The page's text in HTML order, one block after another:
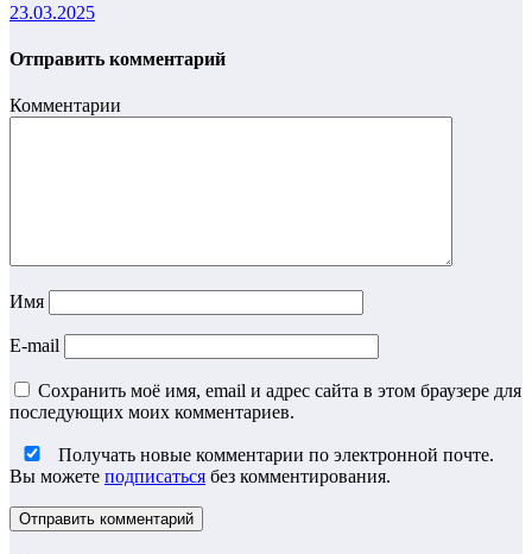
23.03.2025
Отправить комментарий
Комментарии
Имя
E-mail
Сохранить моё имя, email и адрес сайта в этом браузере для
последующих моих комментариев.
Получать новые комментарии по электронной почте.
Вы можете подписаться без комментирования.